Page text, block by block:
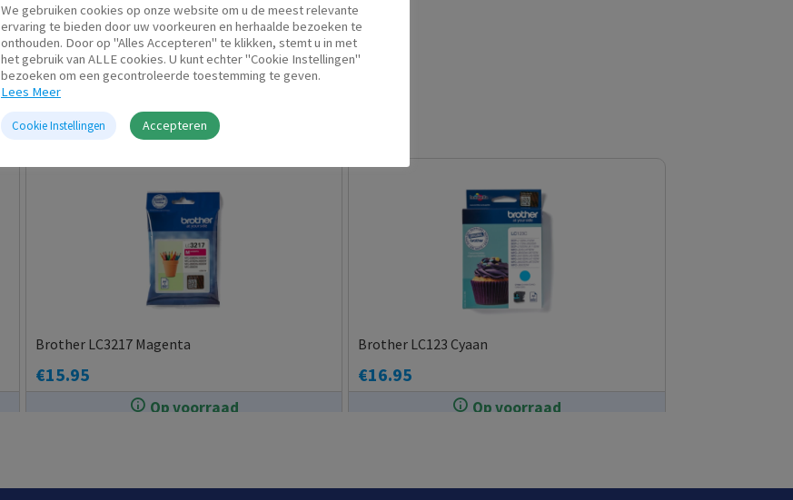
Gerelateerde producten
Op voorraad
Brother LC3217 Magenta
€15.95
Op voorraad
Brother LC123 Cyaan
€16.95
We gebruiken cookies op onze website om u de meest relevante
ervaring te bieden door uw voorkeuren en herhaalde bezoeken te
onthouden. Door op "Alles Accepteren" te klikken, stemt u in met
het gebruik van ALLE cookies. U kunt echter "Cookie Instellingen"
bezoeken om een gecontroleerde toestemming te geven.
Lees Meer
Cookie Instellingen Accepteren